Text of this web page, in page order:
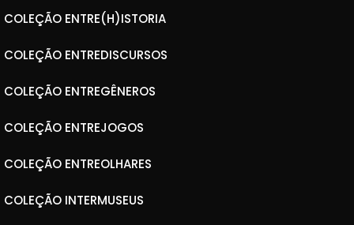
COLEÇÃO ENTRE(H)ISTORIA
COLEÇÃO ENTREDISCURSOS
COLEÇÃO ENTREGÊNEROS
COLEÇÃO ENTREJOGOS
COLEÇÃO ENTREOLHARES
COLEÇÃO INTERMUSEUS